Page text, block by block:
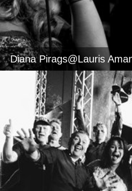
Diana Pirags@Lauris